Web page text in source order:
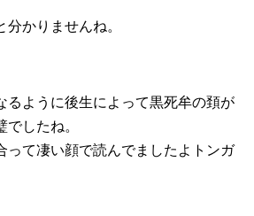
かりませんね。
るように後生によって黒死牟の頚が
したね。
って凄い顔で読んでましたよトンガ